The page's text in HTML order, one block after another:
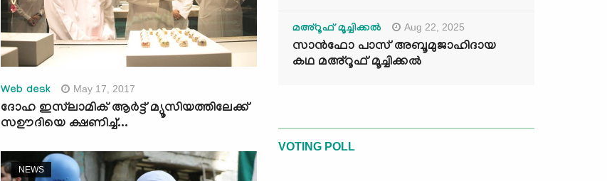
Web desk May 17, 2017
ദോഹ ഇസ്‌ലാമിക് ആര്‍ട്ട് മ്യൂസിയത്തിലേക്ക്
സഊദിയെ ക്ഷണിച്ച്...
NEWS
മഅ്റൂഫ് മൂച്ചിക്കല്‍ Aug 22, 2025
സാൻഫോ പാസ് അബൂമുജാഹിദായ
കഥ മഅ്റൂഫ് മൂച്ചിക്കല്‍
VOTING POLL